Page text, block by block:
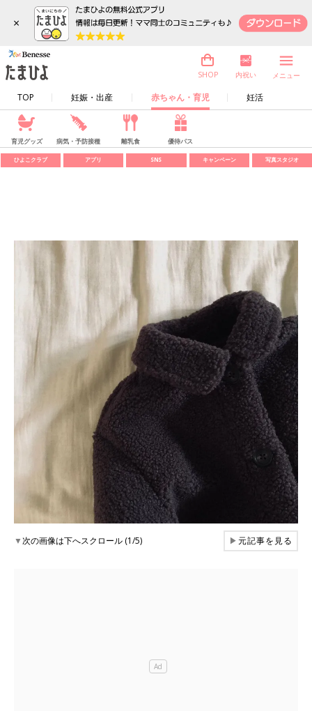
×
TOP 妊娠・出産 赤ちゃん・育児 妊活
SHOP 内祝い メニュー
育児グッズ 病気・予防接種 離乳食 優待パス
ひよこクラブ アプリ SNS キャンペーン 写真スタジオ
▼次の画像は下へスクロール (1/5) ▶元記事を見る